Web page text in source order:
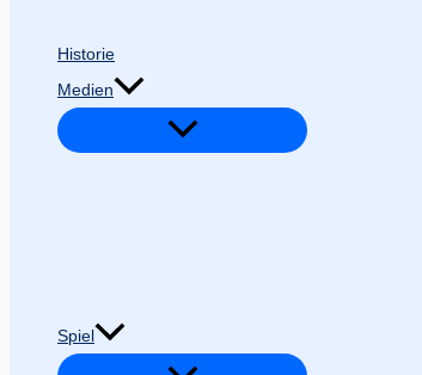
Historie
Medien
Spiel